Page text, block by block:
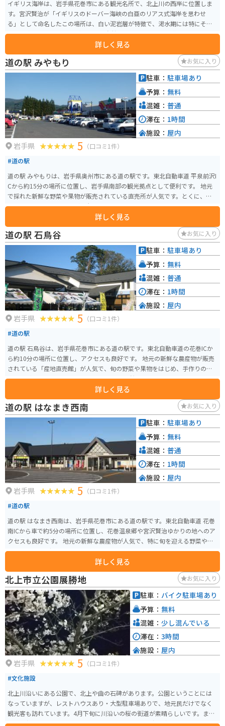
イギリス海岸は、岩手県花巻市にある観光名所で、北上川の西岸に位置しま
す。宮沢賢治が「イギリスのドーバー海峡の白亜のリアス式海岸を思わせ
る」として命名したこの場所は、白い泥岩層が特徴で、渇水期には特にその
美しい姿を見せます。 見どころは、自然の美しさと文学的な背景です。川沿
いに設けられた遊歩道を散策しながら、宮沢賢治の世界観を感じることがで
きます。また、周辺には宮沢賢治記念館や宮沢賢治童話村といった関連施設
もあり、賢治ファンにはたまらないスポットです。駐車場があり、混雑はほ
とんどありません。近くにはトイレも完備しています。
詳しく見る
道の駅 みやもり お気に入り
岩手県 5 （口コミ1件）
#道の駅
道の駅 みやもりは、岩手県奥州市にある道の駅です。東北自動車道 平泉前沢I
Cから約15分の場所に位置し、岩手県南部の観光拠点として便利です。 地元
で採れた新鮮な野菜や果物が販売されている直売所が人気です。とくに、江
刺りんごやひとめぼれなど、岩手県を代表する農産物は見逃せません。 レス
トランでは、地元食材をふんだんに使った料理を楽しむことができます。お
すすめは、前沢牛を使った牛丼や、江刺りんごを使ったアップルパイです。
バイクで訪れる際には、道の駅 みやもりは広々とした駐車場があるので安心
です。周辺には、世界遺産の平泉や、温泉地として知られる花巻温泉郷など、
観光スポットも豊富です。 道の駅 みやもりは、地元の特産品を味わうことが
でき、観光の拠点としても最適な場所です。
詳しく見る
駐車： 駐車場あり
予算： 無料
混雑： 普通
滞在： 1時間
施設： 屋内
道の駅 石鳥谷 お気に入り
岩手県 5 （口コミ1件）
#道の駅
道の駅 石鳥谷は、岩手県花巻市にある道の駅です。東北自動車道の花巻ICか
ら約10分の場所に位置し、アクセスも良好です。 地元の新鮮な農産物が販売
されている「産地直売館」が人気で、旬の野菜や果物をはじめ、手作りの加
工品など、お土産探しにも最適です。 また、併設されている「レストラン銀
河高原」では、地元産の食材をふんだんに使用した料理を楽しむことができ
ます。 バイクで訪れる場合、道の駅には広い駐車場が完備されているので安
心です。周辺には、宮沢賢治童話村や花巻温泉郷など、観光スポットも点在し
ているので、ツーリングの拠点としてもおすすめです。 道の駅 石鳥谷は、地
元の魅力が詰まった施設なので、ぜひ立ち寄ってみてください。
詳しく見る
駐車： 駐車場あり
予算： 無料
混雑： 普通
滞在： 1時間
施設： 屋内
道の駅 はなまき西南 お気に入り
岩手県 5 （口コミ1件）
#道の駅
道の駅 はなまき西南は、岩手県花巻市にある道の駅です。東北自動車道 花巻
南ICから車で約5分の場所に位置し、花巻温泉郷や宮沢賢治ゆかりの地へのア
クセスも良好です。 地元の新鮮な農産物が人気で、特に旬を迎える野菜や果
物は格別です。採れたての味が楽しめるので、ぜひお土産に購入してみてく
ださい。また、併設されているレストランでは、地元食材をふんだんに使っ
た料理を味わえます。おすすめは、花巻産の白金豚を使用した豚丼です。 バ
イクで訪れる際は、広い駐車場があるので安心です。周辺には、宮沢賢治童
話村や花巻温泉郷など、観光スポットも充実しています。道の駅 はなまき西
南を拠点に、花巻観光を楽しんでみてはいかがでしょうか。
詳しく見る
駐車： 駐車場あり
予算： 無料
混雑： 普通
滞在： 1時間
施設： 屋内
北上市立公園展勝地 お気に入り
岩手県 5 （口コミ1件）
#文化施設
北上川沿いにある公園で、北上や曲の石碑があります。公園ということには
なっていますが、レストハウスあり・大型駐車場ありで、地元民だけでなく
観光客も訪れています。4月下旬に川沿いの桜の街道が素晴らしいです。ま
た、毎朝つきたての餅をレストハウスで食べることも持ち帰ることもできま
駐車： バイク駐車場あり
予算： 無料
混雑： 少し混んでいる
滞在： 3時間
施設： 屋内